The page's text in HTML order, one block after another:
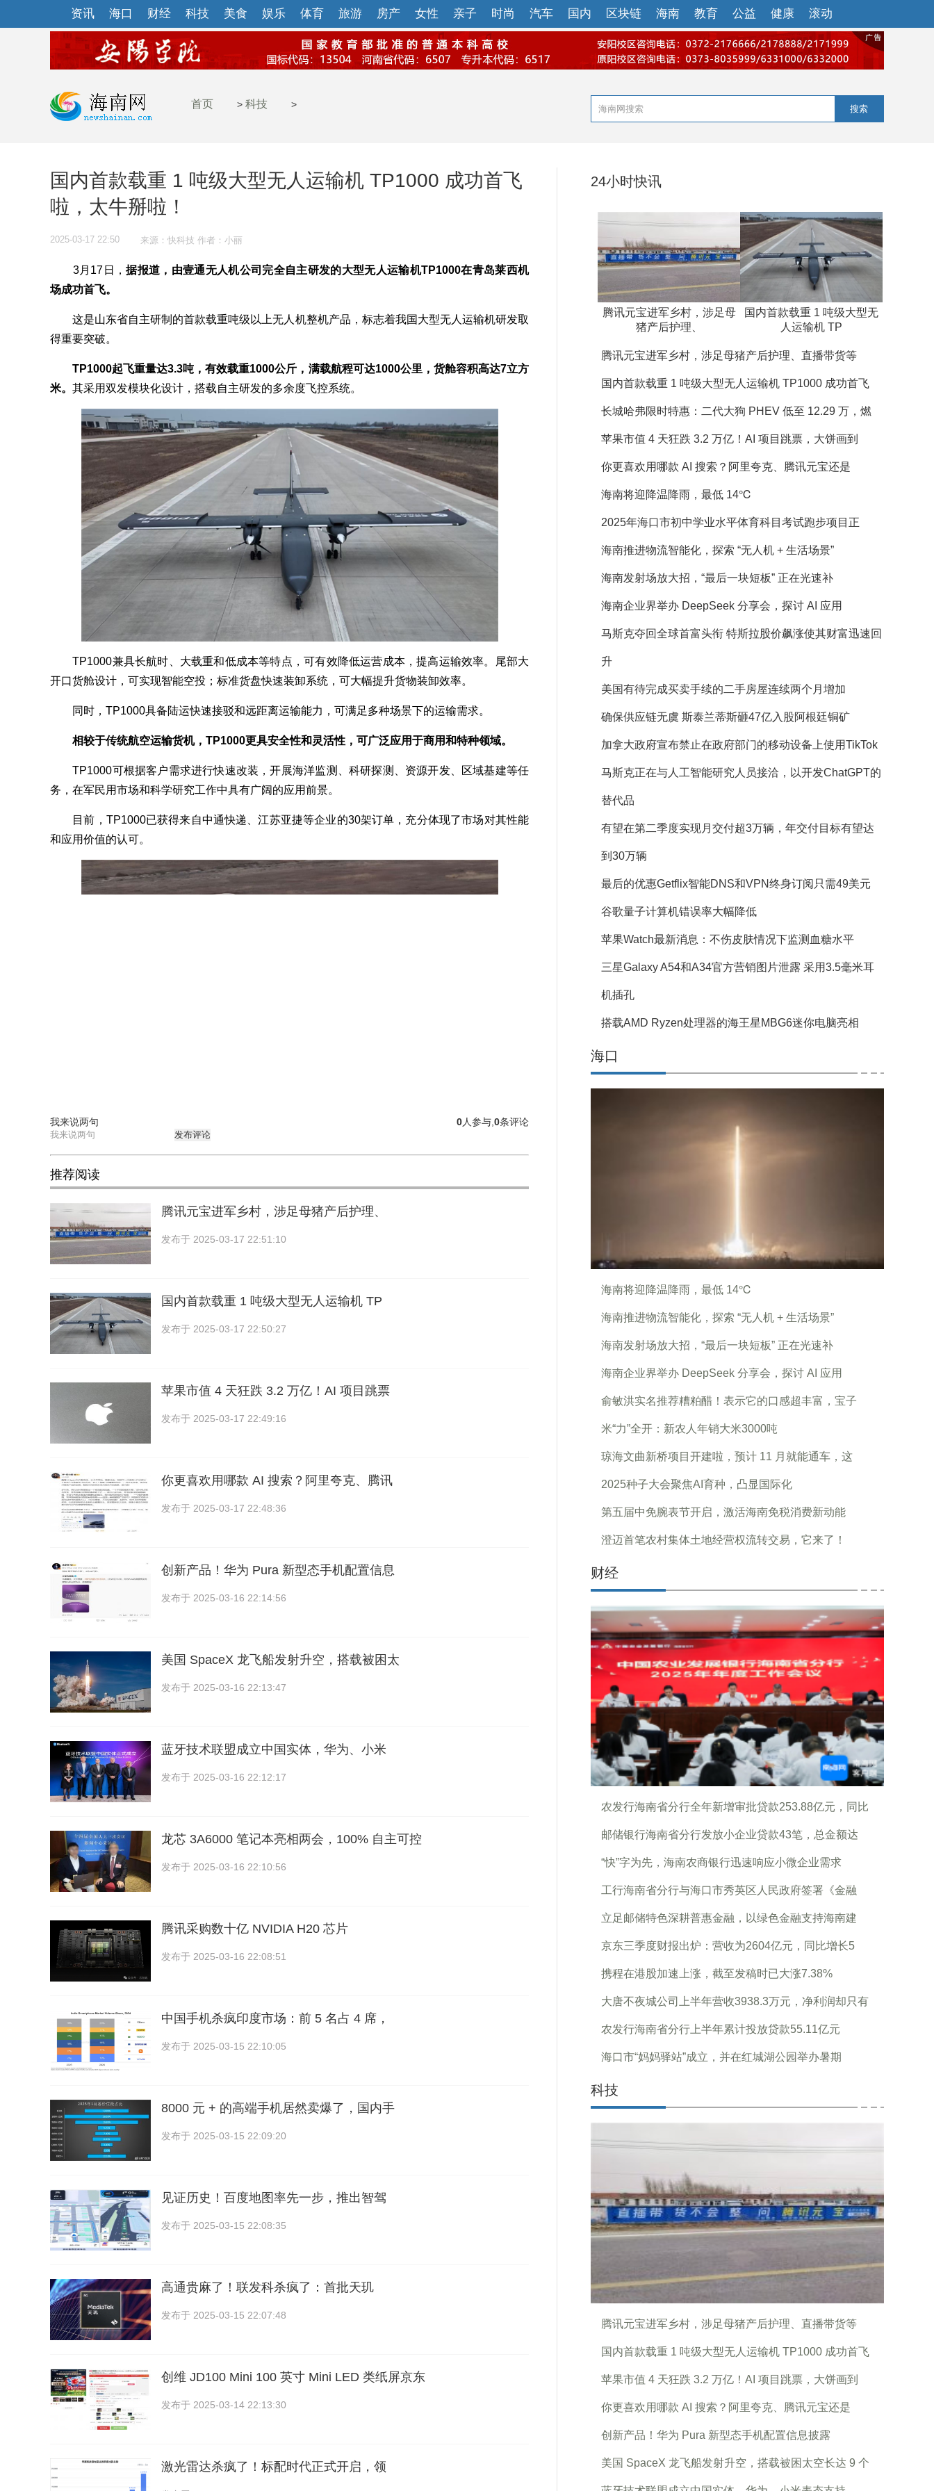
资讯 海口 财经 科技 美食 娱乐 体育 旅游 房产 女性 亲子 时尚 汽车 国内 区块链 海南 教育 公益 健康 滚动
首页 > 科技 > 搜索
国内首款载重 1 吨级大型无人运输机 TP1000 成功首飞
啦，太牛掰啦！
2025-03-17 22:50 来源：快科技 作者：小丽
3月17日，据报道，由壹通无人机公司完全自主研发的大型无人运输机TP1000在青岛莱西机
场成功首飞。
这是山东省自主研制的首款载重吨级以上无人机整机产品，标志着我国大型无人运输机研发取
得重要突破。
TP1000起飞重量达3.3吨，有效载重1000公斤，满载航程可达1000公里，货舱容积高达7立方
米。 其采用双发模块化设计，搭载自主研发的多余度飞控系统。
TP1000兼具长航时、大载重和低成本等特点，可有效降低运营成本，提高运输效率。尾部大
开口货舱设计，可实现智能空投；标准货盘快速装卸系统，可大幅提升货物装卸效率。
同时，TP1000具备陆运快速接驳和远距离运输能力，可满足多种场景下的运输需求。
相较于传统航空运输货机，TP1000更具安全性和灵活性，可广泛应用于商用和特种领域。
TP1000可根据客户需求进行快速改装，开展海洋监测、科研探测、资源开发、区域基建等任
务，在军民用市场和科学研究工作中具有广阔的应用前景。
目前，TP1000已获得来自中通快递、江苏亚捷等企业的30架订单，充分体现了市场对其性能
和应用价值的认可。
我来说两句 0条评论
0人参与,
发布评论
推荐阅读
腾讯元宝进军乡村，涉足母猪产后护理、
发布于 2025-03-17 22:51:10
国内首款载重 1 吨级大型无人运输机 TP
发布于 2025-03-17 22:50:27
苹果市值 4 天狂跌 3.2 万亿！AI 项目跳票
发布于 2025-03-17 22:49:16
你更喜欢用哪款 AI 搜索？阿里夸克、腾讯
发布于 2025-03-17 22:48:36
创新产品！华为 Pura 新型态手机配置信息
发布于 2025-03-16 22:14:56
美国 SpaceX 龙飞船发射升空，搭载被困太
发布于 2025-03-16 22:13:47
蓝牙技术联盟成立中国实体，华为、小米
发布于 2025-03-16 22:12:17
龙芯 3A6000 笔记本亮相两会，100% 自主可控
发布于 2025-03-16 22:10:56
腾讯采购数十亿 NVIDIA H20 芯片
发布于 2025-03-16 22:08:51
中国手机杀疯印度市场：前 5 名占 4 席，
发布于 2025-03-15 22:10:05
8000 元 + 的高端手机居然卖爆了，国内手
发布于 2025-03-15 22:09:20
见证历史！百度地图率先一步，推出智驾
发布于 2025-03-15 22:08:35
高通贵麻了！联发科杀疯了：首批天玑
发布于 2025-03-15 22:07:48
创维 JD100 Mini 100 英寸 Mini LED 类纸屏京东
发布于 2025-03-14 22:13:30
激光雷达杀疯了！标配时代正式开启，领
24小时快讯
腾讯元宝进军乡村，涉足母
猪产后护理、
国内首款载重 1 吨级大型无
人运输机 TP
腾讯元宝进军乡村，涉足母猪产后护理、直播带货等
国内首款载重 1 吨级大型无人运输机 TP1000 成功首飞
长城哈弗限时特惠：二代大狗 PHEV 低至 12.29 万，燃
苹果市值 4 天狂跌 3.2 万亿！AI 项目跳票，大饼画到
你更喜欢用哪款 AI 搜索？阿里夸克、腾讯元宝还是
海南将迎降温降雨，最低 14℃
2025年海口市初中学业水平体育科目考试跑步项目正
海南推进物流智能化，探索 “无人机 + 生活场景”
海南发射场放大招，“最后一块短板” 正在光速补
海南企业界举办 DeepSeek 分享会，探讨 AI 应用
马斯克夺回全球首富头衔 特斯拉股价飙涨使其财富迅速回
升
美国有待完成买卖手续的二手房屋连续两个月增加
确保供应链无虞 斯泰兰蒂斯砸47亿入股阿根廷铜矿
加拿大政府宣布禁止在政府部门的移动设备上使用TikTok
马斯克正在与人工智能研究人员接洽，以开发ChatGPT的
替代品
有望在第二季度实现月交付超3万辆，年交付目标有望达
到30万辆
最后的优惠Getflix智能DNS和VPN终身订阅只需49美元
谷歌量子计算机错误率大幅降低
苹果Watch最新消息：不伤皮肤情况下监测血糖水平
三星Galaxy A54和A34官方营销图片泄露 采用3.5毫米耳
机插孔
搭载AMD Ryzen处理器的海王星MBG6迷你电脑亮相
海口
海南将迎降温降雨，最低 14℃
海南推进物流智能化，探索 “无人机 + 生活场景”
海南发射场放大招，“最后一块短板” 正在光速补
海南企业界举办 DeepSeek 分享会，探讨 AI 应用
俞敏洪实名推荐糟粕醋！表示它的口感超丰富，宝子
米“力”全开：新农人年销大米3000吨
琼海文曲新桥项目开建啦，预计 11 月就能通车，这
2025种子大会聚焦AI育种，凸显国际化
第五届中免腕表节开启，激活海南免税消费新动能
澄迈首笔农村集体土地经营权流转交易，它来了！
财经
农发行海南省分行全年新增审批贷款253.88亿元，同比
邮储银行海南省分行发放小企业贷款43笔，总金额达
“快”字为先，海南农商银行迅速响应小微企业需求
工行海南省分行与海口市秀英区人民政府签署《金融
立足邮储特色深耕普惠金融，以绿色金融支持海南建
京东三季度财报出炉：营收为2604亿元，同比增长5
携程在港股加速上涨，截至发稿时已大涨7.38%
大唐不夜城公司上半年营收3938.3万元，净利润却只有
农发行海南省分行上半年累计投放贷款55.11亿元
海口市“妈妈驿站”成立，并在红城湖公园举办暑期
科技
腾讯元宝进军乡村，涉足母猪产后护理、直播带货等
国内首款载重 1 吨级大型无人运输机 TP1000 成功首飞
苹果市值 4 天狂跌 3.2 万亿！AI 项目跳票，大饼画到
你更喜欢用哪款 AI 搜索？阿里夸克、腾讯元宝还是
创新产品！华为 Pura 新型态手机配置信息披露
美国 SpaceX 龙飞船发射升空，搭载被困太空长达 9 个